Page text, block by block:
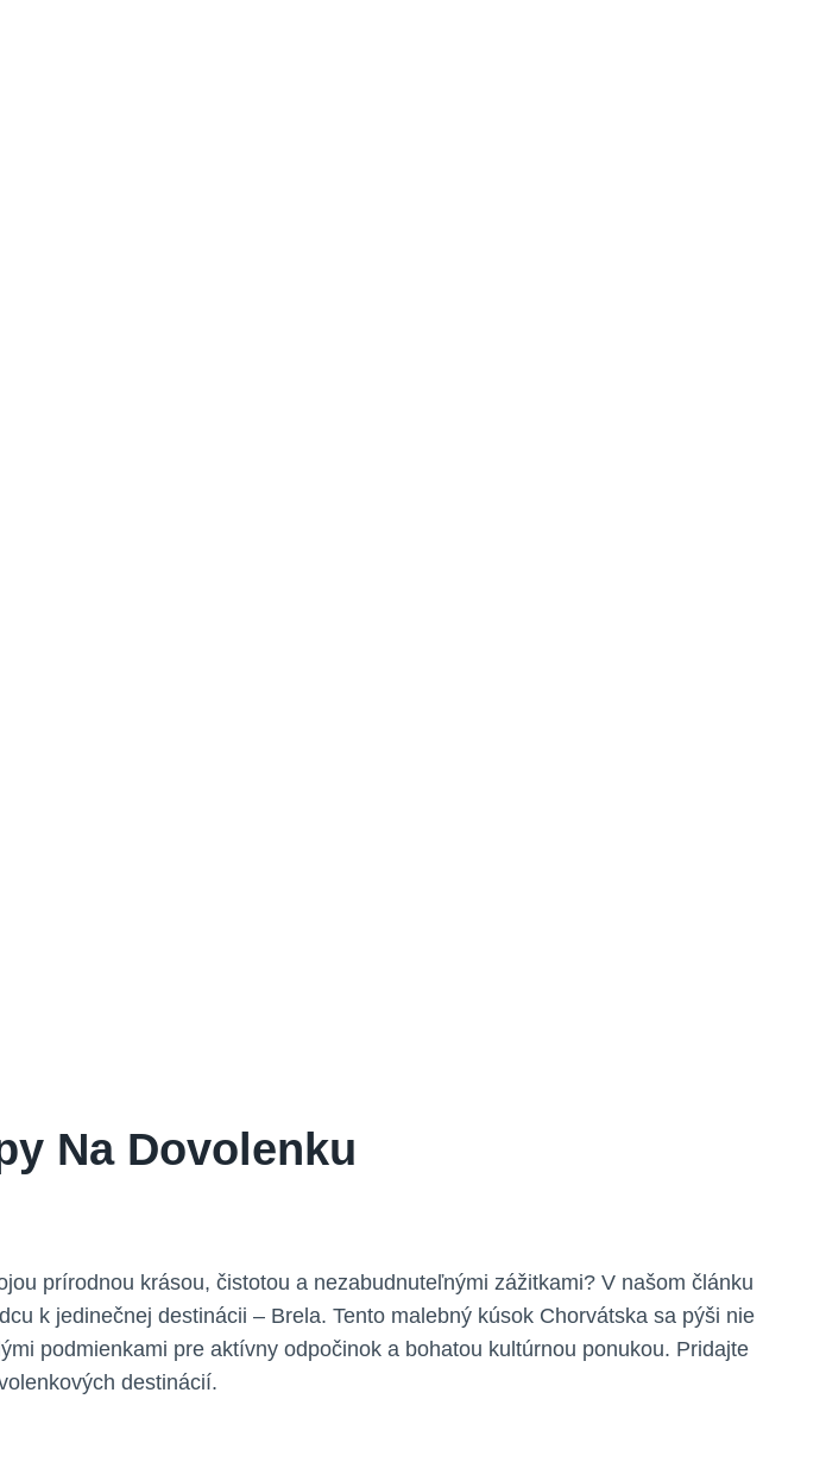
Na Dovolenku
prírodnou krásou, čistotou a nezabudnuteľnými zážitkami? V našom článku
k jedinečnej destinácii – Brela. Tento malebný kúsok Chorvátska sa pýši nie
podmienkami pre aktívny odpočinok a bohatou kultúrnou ponukou. Pridajte
destinácií.